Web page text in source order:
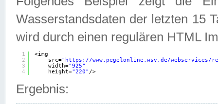
Wasserstandsdaten der letzten 15
wird durch einen regulären HTML
1
2
3
4
<img
src=" https://www.pegelonline.wsv.de/webservices/
width="925"
height="220" />
Ergebnis: